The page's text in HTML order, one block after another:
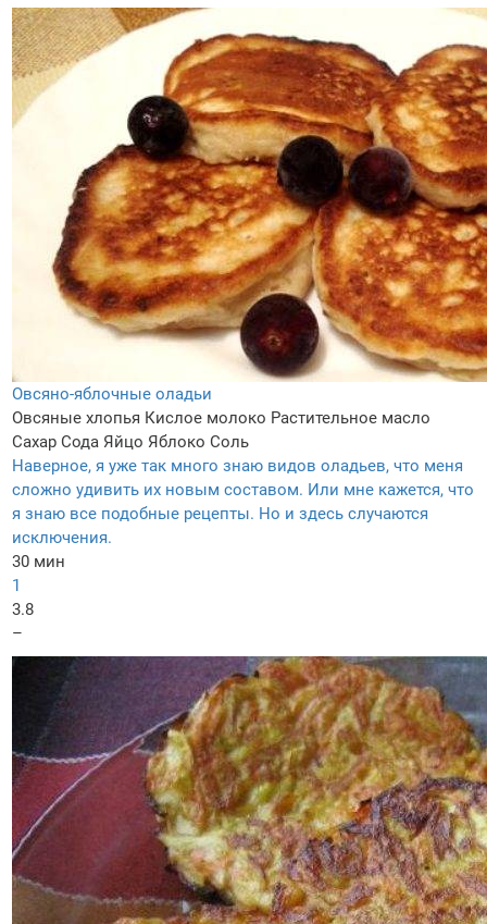
Овсяно-яблочные оладьи
Овсяные хлопья Кислое молоко Растительное масло
Сахар Сода Яйцо Яблоко Соль
Наверное, я уже так много знаю видов оладьев, что меня
сложно удивить их новым составом. Или мне кажется, что
я знаю все подобные рецепты. Но и здесь случаются
исключения.
30 мин
1
3.8
–